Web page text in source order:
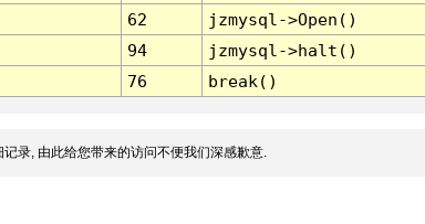
62
jzmysql->Open()
94
jzmysql->halt()
76 break()
录, 由此给您带来的访问不便我们深感歉意.